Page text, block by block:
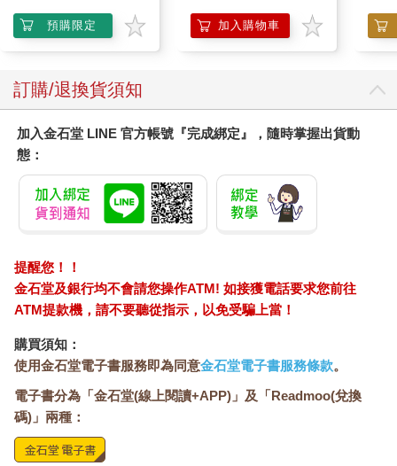
這本書中幾乎每篇文章都會談到「錢」，細算後發現總共出
改變原本認為「聽到錢就覺得很煩」的想法，轉換為「歡迎與感
唯有對金錢「瘋狂」，才能「獲得」財富自由。
2025年3月
朴成賢
*註1：孫興慜（Son Heung-min，韓文：손흥민），韓國著名的
職業足球運動員，被譽為「亞洲一哥」。
預購限定 加入購物車
訂購/退換貨須知
加入金石堂 LINE 官方帳號『完成綁定』，隨時掌握出貨動
態：
提醒您！！
金石堂及銀行均不會請您操作ATM! 如接獲電話要求您前往
ATM提款機，請不要聽從指示，以免受騙上當！
購買須知：
使用金石堂電子書服務即為同意金石堂電子書服務條款。
電子書分為「金石堂(線上閱讀+APP)」及「Readmoo(兌換
碼)」兩種：